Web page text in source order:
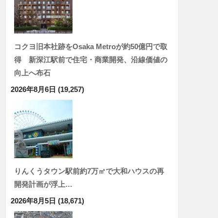
コクヨ旧本社跡をOsaka Metroが約50億円で取
得 新深江駅前で住宅・商業開発、沿線価値の
向上へ布石
2026年8月6日 (19,257)
りんくうタウン駅前約7万㎡で大和ハウスの再
開発計画が浮上…
2026年8月5日 (18,671)